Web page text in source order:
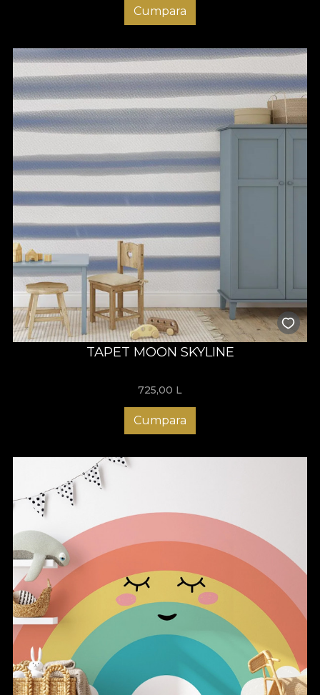
Cumpara
TAPET MOON SKYLINE
725,00 L
Cumpara